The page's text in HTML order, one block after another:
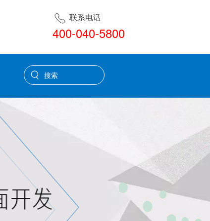
联系电话
400-040-5800